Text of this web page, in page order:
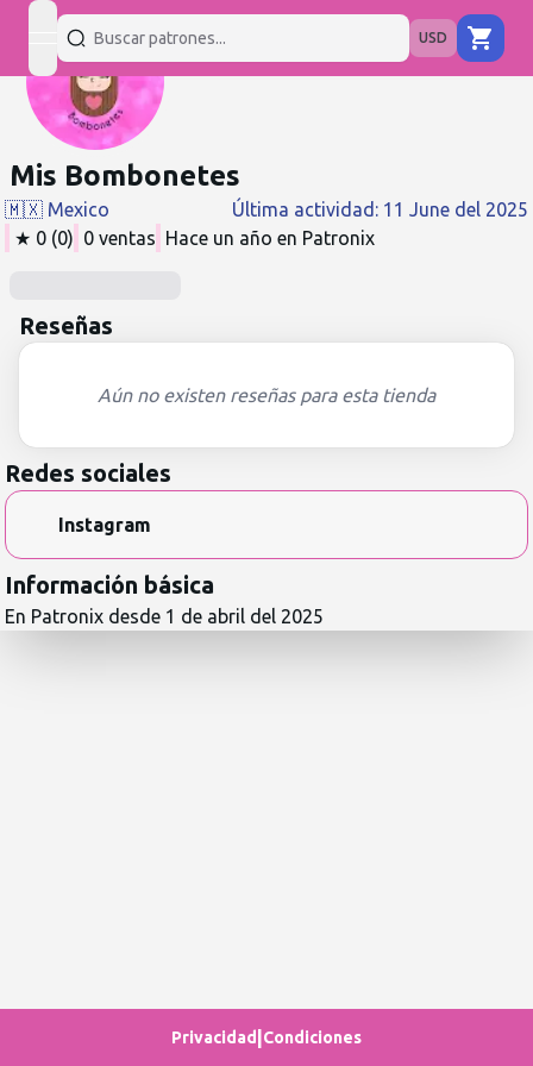
open navigation menu
USD
Mis Bombonetes
🇲🇽 Mexico Última actividad : 11 June del 2025
★ 0 (0) 0 ventas Hace un año en Patronix
Reseñas
Aún no existen reseñas para esta tienda
Redes sociales
Instagram
Información básica
En Patronix desde 1 de abril del 2025
Privacidad Condiciones